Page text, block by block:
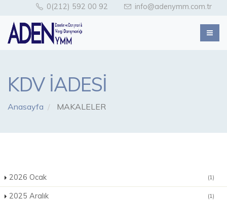
0(212) 592 00 92 info@adenymm.com.tr
KDV İADESİ
Anasayfa MAKALELER
2026 Ocak (1)
2025 Aralık (1)